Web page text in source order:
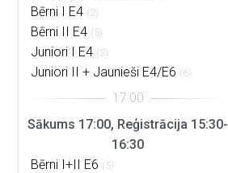
Bērni I E4 (2)
Bērni II E4 (5)
Juniori I E4 (3)
Juniori II + Jaunieši E4/E6 (6)
Sākums 17:00, Reģistrācija 15:30-
16:30
Bērni I+II E6 (5)